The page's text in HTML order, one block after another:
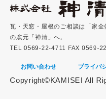
瓦・天窓・屋根のご相談は「家
の窯元「神清」へ。
TEL 0569-22-4711 FAX 0569-
お問い合わせ プライバ
Copyright©KAMISEI All